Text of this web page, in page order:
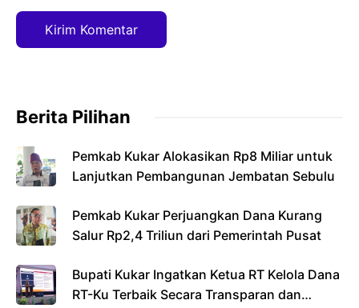
Berita Pilihan
Pemkab Kukar Alokasikan Rp8 Miliar untuk
Lanjutkan Pembangunan Jembatan Sebulu
Pemkab Kukar Perjuangkan Dana Kurang
Salur Rp2,4 Triliun dari Pemerintah Pusat
Bupati Kukar Ingatkan Ketua RT Kelola Dana
RT-Ku Terbaik Secara Transparan dan